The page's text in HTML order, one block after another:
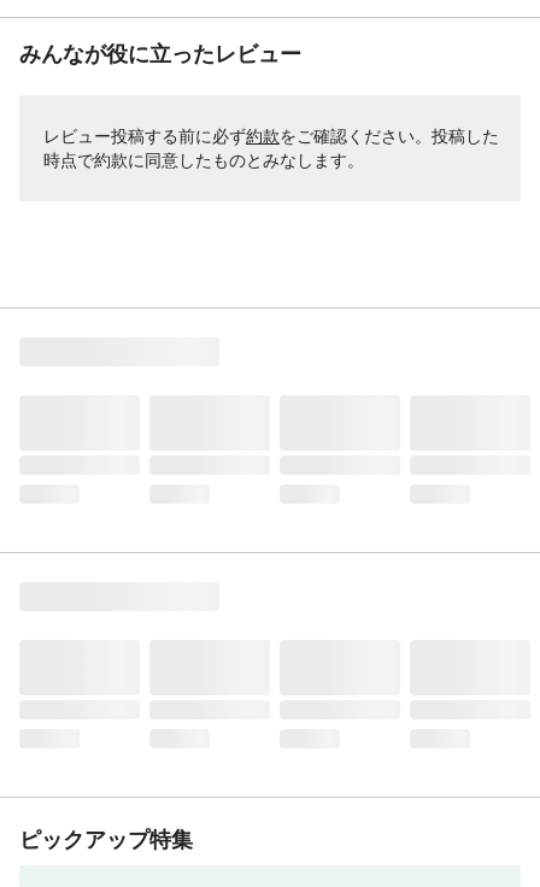
みんなが役に立ったレビュー
レビュー投稿する前に必ず約款をご確認ください。投稿した
時点で約款に同意したものとみなします。
ピックアップ特集